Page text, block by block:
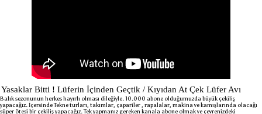
Yasaklar Bitti ! Lüferin İçinden Geçtik / Kıyıdan At Çek Lüfer Avı
Balık sezonunun herkes hayırlı olması dileğiyle. 10.000 abone olduğumuzda büyük çekiliş
yapacağız. İçersinde Tekne turları, takımlar, çapariler , rapalalar, makina ve kamışlarında olacağı
süper ötesi bir çekiliş yapacağız. Tek yapmanız gereken kanala abone olmak ve çevrenizdeki